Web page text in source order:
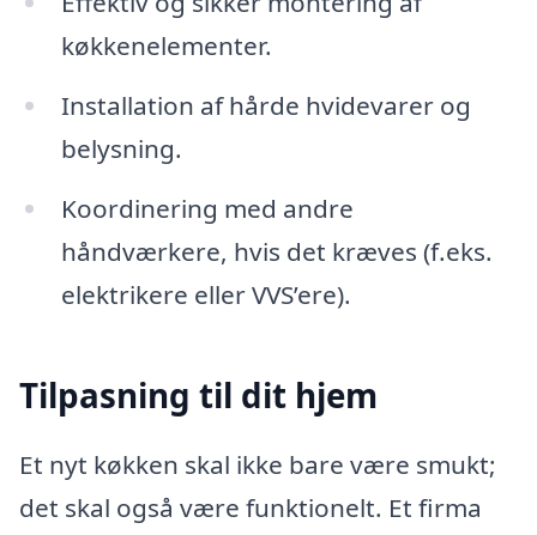
køkkenelementer.
Installation af hårde hvidevarer og
belysning.
Koordinering med andre
håndværkere, hvis det kræves (f.eks.
elektrikere eller VVS’ere).
Tilpasning til dit hjem
Et nyt køkken skal ikke bare være smukt;
det skal også være funktionelt. Et firma